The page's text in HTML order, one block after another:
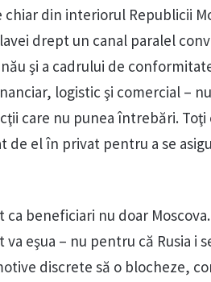
din interiorul Republicii
drept un canal paralel
şi a cadrului de
logistic şi comercial –
care nu punea întrebări.
de el în privat pentru a se
beneficiari nu doar
eşua – nu pentru că Rusia i
discrete să o blocheze,